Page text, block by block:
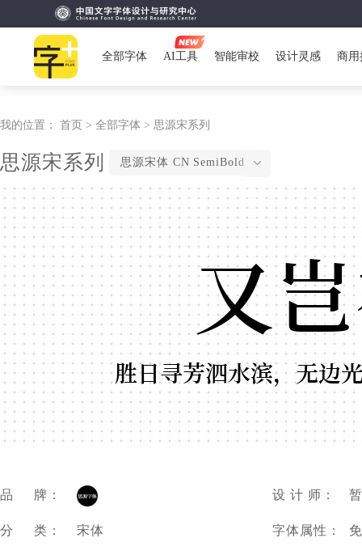
全部字体 AI工具 智能审校 设计灵感 商用
我的位置： 首页 > 全部字体 > 思源宋系列
思源宋系列 思源宋体 CN SemiBold
又
胜日寻芳泗水滨，无边
品 牌： 设 计 师：
分 类： 宋体 字体属性：